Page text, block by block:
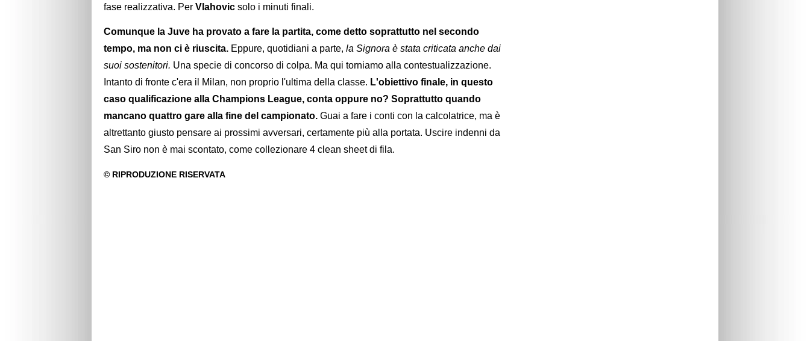
fase realizzativa. Per Vlahovic solo i minuti finali.
Comunque la Juve ha provato a fare la partita, come detto soprattutto nel secondo
tempo, ma non ci è riuscita. Eppure, quotidiani a parte, la Signora è stata criticata anche dai
suoi sostenitori. Una specie di concorso di colpa. Ma qui torniamo alla contestualizzazione.
Intanto di fronte c'era il Milan, non proprio l'ultima della classe. L'obiettivo finale, in questo
caso qualificazione alla Champions League, conta oppure no? Soprattutto quando
mancano quattro gare alla fine del campionato. Guai a fare i conti con la calcolatrice, ma è
altrettanto giusto pensare ai prossimi avversari, certamente più alla portata. Uscire indenni da
San Siro non è mai scontato, come collezionare 4 clean sheet di fila.